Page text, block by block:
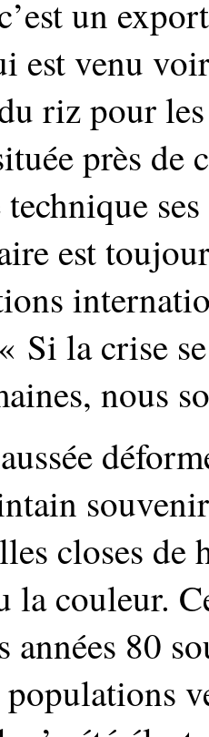
un
est venu
riz pour
près de
technique
est
Si la crise
nous
closes de
la couleur.
années 80